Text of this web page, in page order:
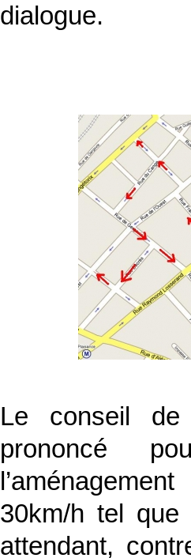
dialogue.
Le conseil de
prononcé
30km/h tel
attendant,